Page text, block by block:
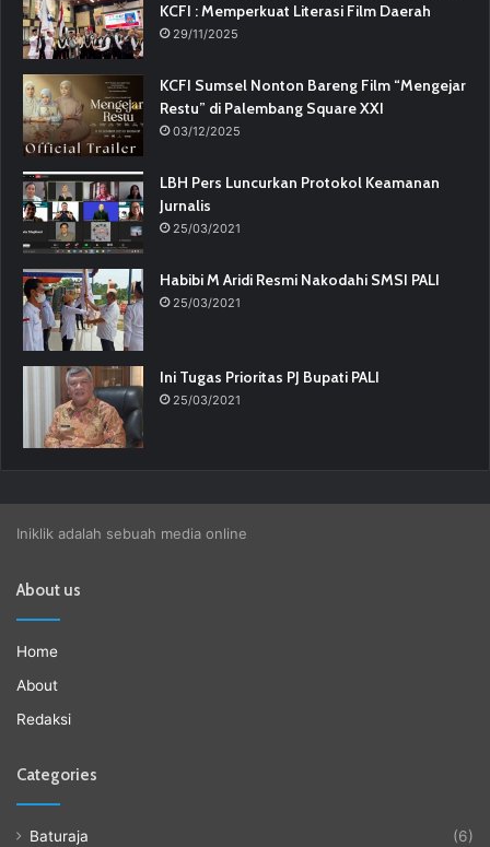
KCFI : Memperkuat Literasi Film Daerah
29/11/2025
KCFI Sumsel Nonton Bareng Film “Mengejar
Restu” di Palembang Square XXI
03/12/2025
LBH Pers Luncurkan Protokol Keamanan
Jurnalis
25/03/2021
Habibi M Aridi Resmi Nakodahi SMSI PALI
25/03/2021
Ini Tugas Prioritas PJ Bupati PALI
25/03/2021
Iniklik adalah sebuah media online
About us
Home
About
Redaksi
Categories
Baturaja
(6)